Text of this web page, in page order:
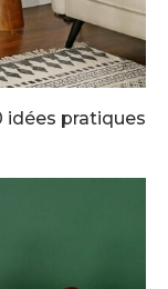
idées pratiques